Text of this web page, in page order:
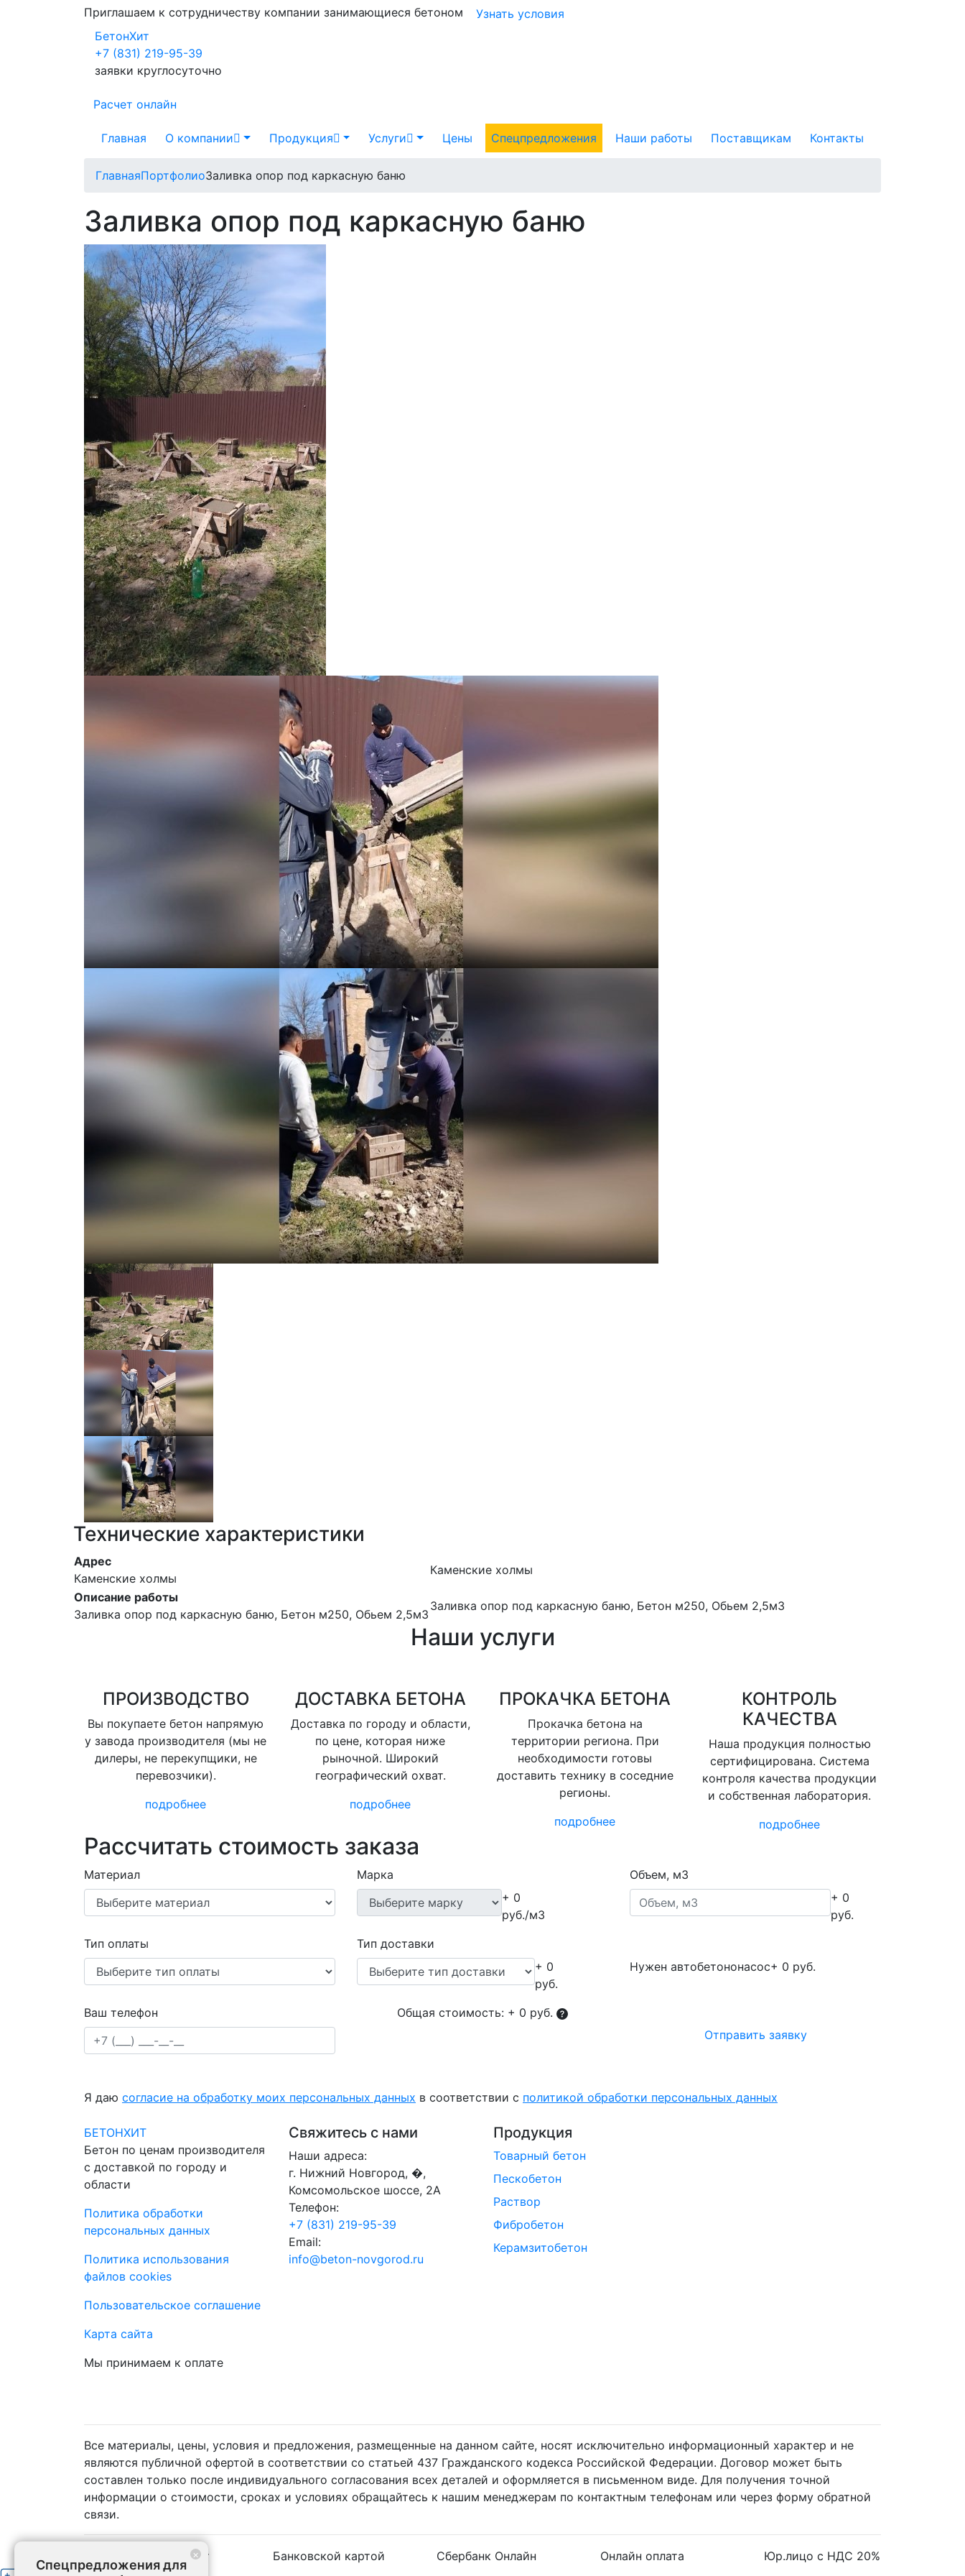
Приглашаем к сотрудничеству компании занимающиеся бетоном
Узнать условия
БетонХит
+7 (831) 219-95-39
заявки круглосуточно
Расчет онлайн
Главная О компании Продукция Услуги Цены Спецпредложения Наши работы Поставщикам Контакты
ГлавнаяПортфолиоЗаливка опор под каркасную баню
Заливка опор под каркасную баню
Технические характеристики
Адрес
Каменские холмы
Каменские холмы
Описание работы
Заливка опор под каркасную баню, Бетон м250, Обьем 2,5м3
Заливка опор под каркасную баню, Бетон м250, Обьем 2,5м3
Наши услуги
ПРОИЗВОДСТВО
Вы покупаете бетон напрямую
у завода производителя (мы не
дилеры, не перекупщики, не
перевозчики).
подробнее
ДОСТАВКА БЕТОНА
Доставка по городу и области,
по цене, которая ниже
рыночной. Широкий
географический охват.
подробнее
ПРОКАЧКА БЕТОНА
Прокачка бетона на
территории региона. При
необходимости готовы
доставить технику в соседние
регионы.
подробнее
КОНТРОЛЬ
КАЧЕСТВА
Наша продукция полностью
сертифицирована. Система
контроля качества продукции
и собственная лаборатория.
подробнее
Рассчитать стоимость заказа
Материал
Марка
+ 0
руб./м3
Объем, м3
+ 0
руб.
Тип оплаты
Тип доставки
+ 0
руб.
Нужен автобетононасос+ 0 руб.
Ваш телефон Общая стоимость: + 0 руб.
Отправить заявку
Я даю согласие на обработку моих персональных данных в соответствии с политикой обработки персональных данных
БЕТОНХИТ
Бетон по ценам производителя
с доставкой по городу и
области
Политика обработки
персональных данных
Политика использования
файлов cookies
Пользовательское соглашение
Карта сайта
Мы принимаем к оплате
Свяжитесь с нами
Наши адреса:
г. Нижний Новгород, �,
Комсомольское шоссе, 2А
Телефон:
+7 (831) 219-95-39
Email:
info@beton-novgorod.ru
Продукция
Товарный бетон
Пескобетон
Раствор
Фибробетон
Керамзитобетон
Все материалы, цены, условия и предложения, размещенные на данном сайте, носят исключительно информационный характер и не
являются публичной офертой в соответствии со статьей 437 Гражданского кодекса Российской Федерации. Договор может быть
составлен только после индивидуального согласования всех деталей и оформляется в письменном виде. Для получения точной
информации о стоимости, сроках и условиях обращайтесь к нашим менеджерам по контактным телефонам или через форму обратной
связи.
Наличный расчёт Банковской картой Сбербанк Онлайн Онлайн оплата Юр.лицо с НДС 20%
Спецпредложения для
×